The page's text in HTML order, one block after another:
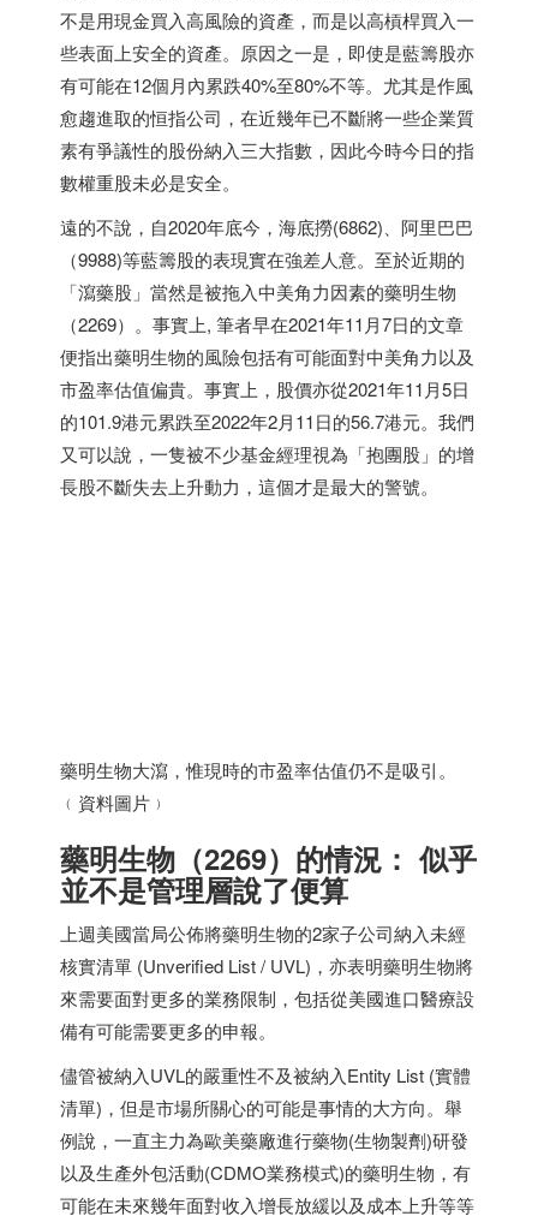
不是用現金買入高風險的資產，而是以高槓桿買入一
些表面上安全的資產。原因之一是，即使是藍籌股亦
有可能在12個月內累跌40%至80%不等。尤其是作風
愈趨進取的恒指公司，在近幾年已不斷將一些企業質
素有爭議性的股份納入三大指數，因此今時今日的指
數權重股未必是安全。
遠的不說，自2020年底今，海底撈(6862)、阿里巴巴
（9988)等藍籌股的表現實在強差人意。至於近期的
「瀉藥股」當然是被拖入中美角力因素的藥明生物
（2269）。事實上, 筆者早在2021年11月7日的文章
便指出藥明生物的風險包括有可能面對中美角力以及
市盈率估值偏貴。事實上，股價亦從2021年11月5日
的101.9港元累跌至2022年2月11日的56.7港元。我們
又可以說，一隻被不少基金經理視為「抱團股」的增
長股不斷失去上升動力，這個才是最大的警號。
藥明生物大瀉，惟現時的市盈率估值仍不是吸引。
﹙資料圖片﹚
藥明生物（2269）的情況： 似乎
並不是管理層說了便算
上週美國當局公佈將藥明生物的2家子公司納入未經
核實清單 (Unverified List / UVL)，亦表明藥明生物將
來需要面對更多的業務限制，包括從美國進口醫療設
備有可能需要更多的申報。
儘管被納入UVL的嚴重性不及被納入Entity List (實體
清單)，但是市場所關心的可能是事情的大方向。舉
例說，一直主力為歐美藥廠進行藥物(生物製劑)研發
以及生產外包活動(CDMO業務模式)的藥明生物，有
可能在未來幾年面對收入增長放緩以及成本上升等等